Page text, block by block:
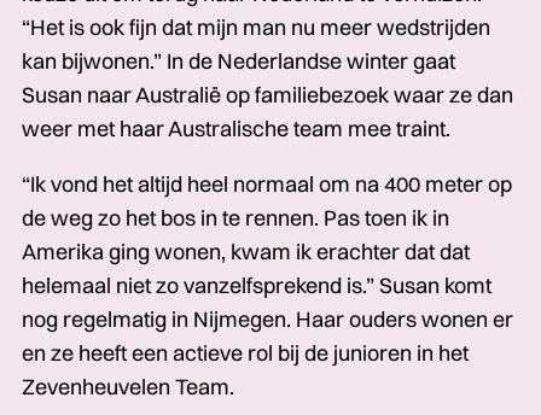
“Het is ook fijn dat mijn man nu meer wedstrijden
kan bijwonen.” In de Nederlandse winter gaat
Susan naar Australië op familiebezoek waar ze dan
weer met haar Australische team mee traint.
“Ik vond het altijd heel normaal om na 400 meter op
de weg zo het bos in te rennen. Pas toen ik in
Amerika ging wonen, kwam ik erachter dat dat
helemaal niet zo vanzelfsprekend is.” Susan komt
nog regelmatig in Nijmegen. Haar ouders wonen er
en ze heeft een actieve rol bij de junioren in het
Zevenheuvelen Team.